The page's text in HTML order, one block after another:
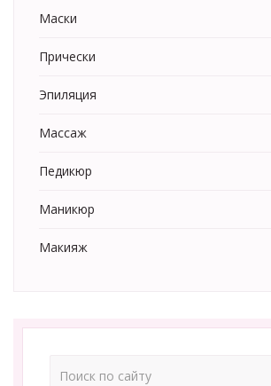
Маски
Прически
Эпиляция
Массаж
Педикюр
Маникюр
Макияж